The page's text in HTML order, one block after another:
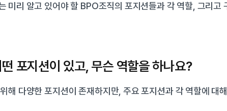
미리 알고 있어야 할 BPO조직의 포지션들과 각 역할, 그리고
포지션이 있고, 무슨 역할을 하나요?
해 다양한 포지션이 존재하지만, 주요 포지션과 각 역할에 대